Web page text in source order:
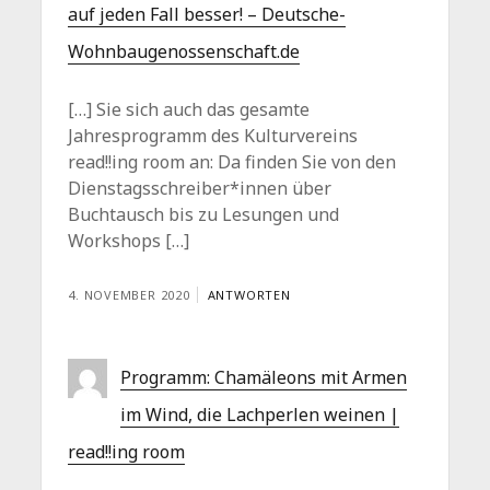
auf jeden Fall besser! – Deutsche-
Wohnbaugenossenschaft.de
[…] Sie sich auch das gesamte
Jahresprogramm des Kulturvereins
read!!ing room an: Da finden Sie von den
Dienstagsschreiber*innen über
Buchtausch bis zu Lesungen und
Workshops […]
4. NOVEMBER 2020 ANTWORTEN
Programm: Chamäleons mit Armen
im Wind, die Lachperlen weinen |
read!!ing room